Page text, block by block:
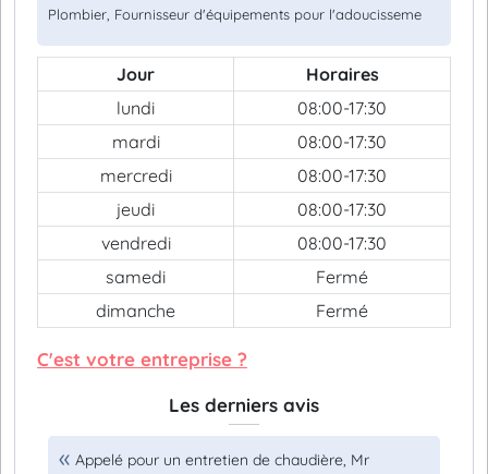
Plombier, Fournisseur d'équipements pour l'adoucisseme
Jour
Horaires
lundi
08:00-17:30
mardi
08:00-17:30
mercredi
08:00-17:30
jeudi
08:00-17:30
vendredi
08:00-17:30
samedi
Fermé
dimanche
Fermé
C'est votre entreprise ?
Les derniers avis
Appelé pour un entretien de chaudière, Mr